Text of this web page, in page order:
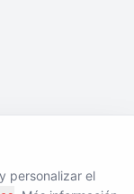
personalizar el